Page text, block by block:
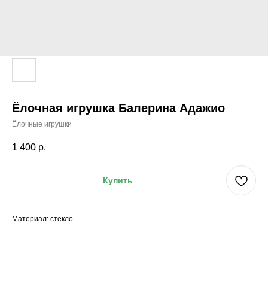
Ёлочная игрушка Балерина Адажио
Ёлочные игрушки
1 400 р.
Купить
Материал: стекло